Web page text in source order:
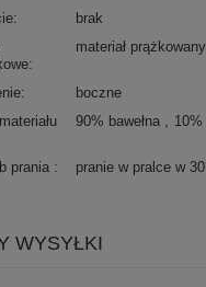
brak
materiał prążkowany
boczne
90% bawełna
prania pranie w pralce w
WYSYŁKI